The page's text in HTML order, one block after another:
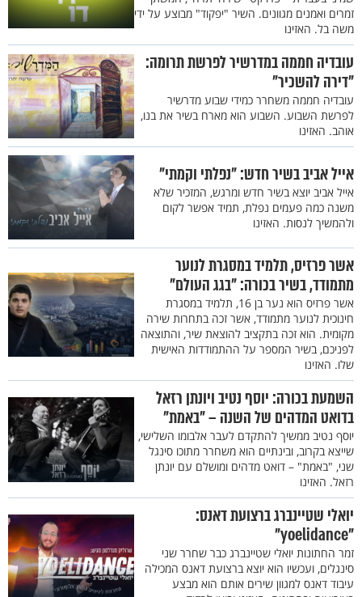
זמרים ואמנים מגוונים. השיר "יפקוד" מבוצע על ידי
משה בל. האזינו
עובדיה חממה במדרשיר לפרשת תרומה:
"דירה להשכיר"
עובדיה חממה משחרר כמידי שבוע מדרשיר
לפרשת השבוע. השבוע הוא מארח בשיר את בנו,
אוהב. האזינו
אייל אביב בשיר חדש: "נפלתי וקמתי"
אייל אביב יוצא בשיר חדש ומרגש, המזכיר שלא
משנה כמה פעמים נפלת, תמיד אפשר לקום
ולהמשיך לנסות. האזינו
אשר פרזיס, תלמיד במסגרת לנוער
מתמודד, בשיר בכורה: "בגג העולם"
אשר פרזיס הוא נער בן 16, תלמיד במסגרת
חינוכית לנוער מתמודד, אשר זכה בתחרות שירה
מקומית. הוא זכה בתקציב להוצאת שיר, והתוצאה
לפניכם, בשיר המספר על ההתמודדות האישית
שלו. האזינו
השמעת בכורה: יוסף נטיב ויונתן רזאל
בדואט המדהים של השנה – "באמת"
יוסף נטיב ממשיך להתקדם לעבר אלבומו השלישי,
שייצא בקרוב, ובינתיים הוא משחרר מתוכו סינגל
שני, "באמת" – דואט מדהים ומושלם עם יונתן
רזאל. האזינו
יואלי שטיינברג ברצועת דאנס:
"yoelidance"
זמר החתונות יואלי שטיינברג כבר שחרר שני
סינגלים, ועכשיו הוא יוצא ברצועת דאנס המכילה
עיבוד דאנס למגוון שירים אותם הוא מבצע